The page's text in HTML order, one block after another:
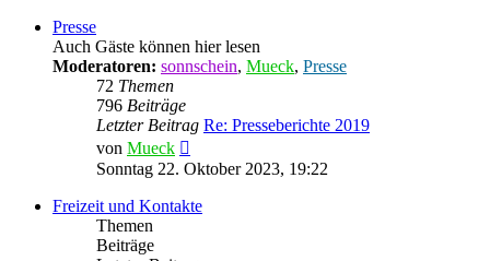
Presse
Auch Gäste können hier lesen
Moderatoren: sonnschein, Mueck, Presse
72 Themen
796 Beiträge
Letzter Beitrag Re: Presseberichte 2019
von Mueck
Beitrag
Sonntag 22. Oktober 2023, 19:22
Freizeit und Kontakte
Themen
Beiträge